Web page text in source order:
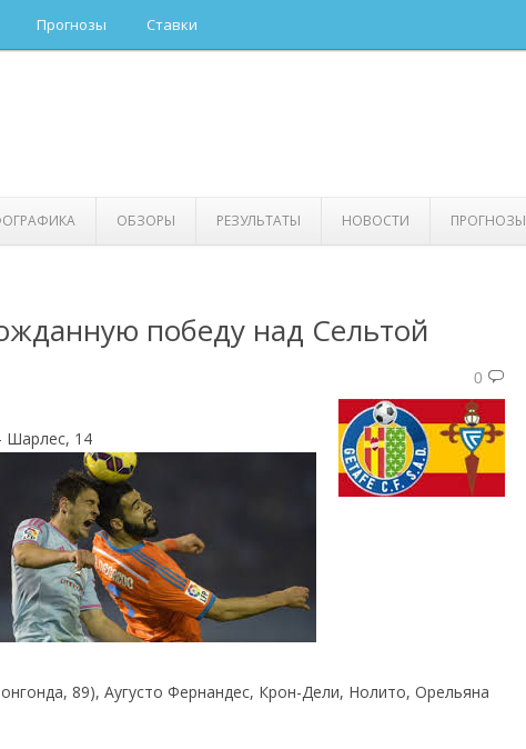
Прогнозы Ставки
ОБЗОРЫ РЕЗУЛЬТАТЫ НОВОСТИ ПРОГНОЗЫ
победу над Сельтой
0
Шарлес, 14
89), Аугусто Фернандес, Крон-Дели, Нолито, Орельяна